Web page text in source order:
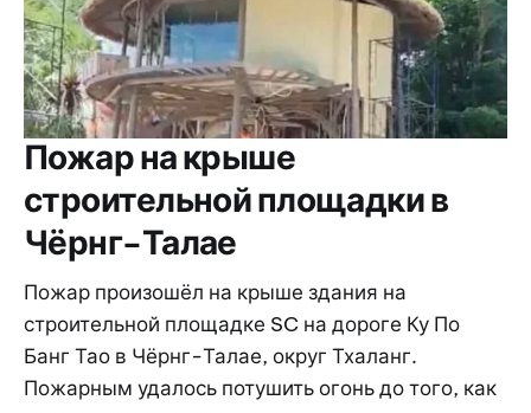
Пожар на крыше
строительной площадки в
Чёрнг-Талае
Пожар произошёл на крыше здания на
строительной площадке SC на дороге Ку По
Банг Тао в Чёрнг-Талае, округ Тхаланг.
Пожарным удалось потушить огонь до того, как